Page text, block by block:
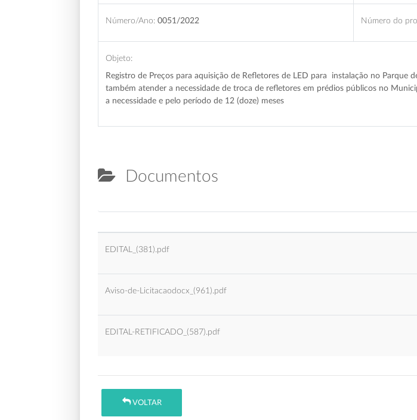
Número/Ano: 0051/2022 Número do
Objeto:
Registro de Preços para aquisição de Refletores de LED para instalação no Parque
também atender a necessidade de troca de refletores em prédios públicos no
a necessidade e pelo período de 12 (doze) meses
Documentos
EDITAL_(381).pdf
Aviso-de-Licitacaodocx_(961).pdf
EDITAL-RETIFICADO_(587).pdf
VOLTAR